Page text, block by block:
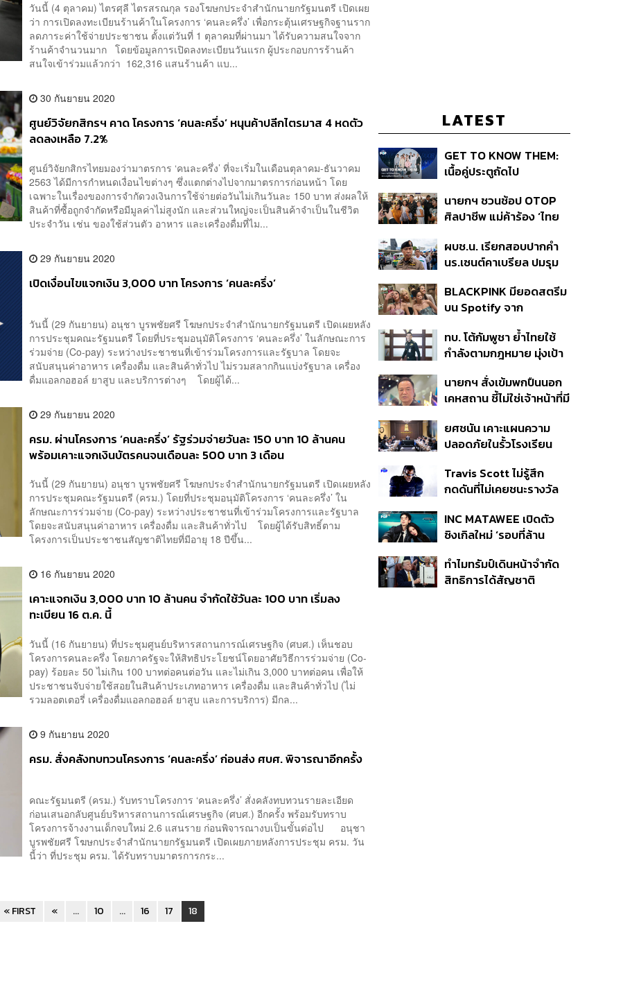
วันนี้ (4 ตุลาคม) ไตรศุลี ไตรสรณกุล รองโฆษกประจำสำนักนายกรัฐมนตรี เปิดเผย
ว่า การเปิดลงทะเบียนร้านค้าในโครงการ ‘คนละครึ่ง’ เพื่อกระตุ้นเศรษฐกิจฐานราก
ลดภาระค่าใช้จ่ายประชาชน ตั้งแต่วันที่ 1 ตุลาคมที่ผ่านมา ได้รับความสนใจจาก
ร้านค้าจำนวนมาก โดยข้อมูลการเปิดลงทะเบียนวันแรก ผู้ประกอบการร้านค้า
สนใจเข้าร่วมแล้วกว่า 162,316 แสนร้านค้า แบ...
30 กันยายน 2020
ศูนย์วิจัยกสิกรฯ คาด โครงการ ‘คนละครึ่ง’ หนุนค้าปลีกไตรมาส 4 หดตัว
ลดลงเหลือ 7.2%
ศูนย์วิจัยกสิกรไทยมองว่ามาตรการ ‘คนละครึ่ง’ ที่จะเริ่มในเดือนตุลาคม-ธันวาคม
2563 ได้มีการกำหนดเงื่อนไขต่างๆ ซึ่งแตกต่างไปจากมาตรการก่อนหน้า โดย
เฉพาะในเรื่องของการจำกัดวงเงินการใช้จ่ายต่อวันไม่เกินวันละ 150 บาท ส่งผลให้
สินค้าที่ซื้อถูกจำกัดหรือมีมูลค่าไม่สูงนัก และส่วนใหญ่จะเป็นสินค้าจำเป็นในชีวิต
ประจำวัน เช่น ของใช้ส่วนตัว อาหาร และเครื่องดื่มที่ไม...
29 กันยายน 2020
เปิดเงื่อนไขแจกเงิน 3,000 บาท โครงการ ‘คนละครึ่ง’
วันนี้ (29 กันยายน) อนุชา บูรพชัยศรี โฆษกประจำสำนักนายกรัฐมนตรี เปิดเผยหลัง
การประชุมคณะรัฐมนตรี โดยที่ประชุมอนุมัติโครงการ ‘คนละครึ่ง’ ในลักษณะการ
ร่วมจ่าย (Co-pay) ระหว่างประชาชนที่เข้าร่วมโครงการและรัฐบาล โดยจะ
สนับสนุนค่าอาหาร เครื่องดื่ม และสินค้าทั่วไป ไม่รวมสลากกินแบ่งรัฐบาล เครื่อง
ดื่มแอลกอฮอล์ ยาสูบ และบริการต่างๆ โดยผู้ได้...
29 กันยายน 2020
ครม. ผ่านโครงการ ‘คนละครึ่ง’ รัฐร่วมจ่ายวันละ 150 บาท 10 ล้านคน
พร้อมเคาะแจกเงินบัตรคนจนเดือนละ 500 บาท 3 เดือน
วันนี้ (29 กันยายน) อนุชา บูรพชัยศรี โฆษกประจำสำนักนายกรัฐมนตรี เปิดเผยหลัง
การประชุมคณะรัฐมนตรี (ครม.) โดยที่ประชุมอนุมัติโครงการ ‘คนละครึ่ง’ ใน
ลักษณะการร่วมจ่าย (Co-pay) ระหว่างประชาชนที่เข้าร่วมโครงการและรัฐบาล
โดยจะสนับสนุนค่าอาหาร เครื่องดื่ม และสินค้าทั่วไป โดยผู้ได้รับสิทธิ์ตาม
โครงการเป็นประชาชนสัญชาติไทยที่มีอายุ 18 ปีขึ้น...
16 กันยายน 2020
เคาะแจกเงิน 3,000 บาท 10 ล้านคน จำกัดใช้วันละ 100 บาท เริ่มลง
ทะเบียน 16 ต.ค. นี้
วันนี้ (16 กันยายน) ที่ประชุมศูนย์บริหารสถานการณ์เศรษฐกิจ (ศบศ.) เห็นชอบ
โครงการคนละครึ่ง โดยภาครัฐจะให้สิทธิประโยชน์โดยอาศัยวิธีการร่วมจ่าย (Co-
pay) ร้อยละ 50 ไม่เกิน 100 บาทต่อคนต่อวัน และไม่เกิน 3,000 บาทต่อคน เพื่อให้
ประชาชนจับจ่ายใช้สอยในสินค้าประเภทอาหาร เครื่องดื่ม และสินค้าทั่วไป (ไม่
รวมลอตเตอรี่ เครื่องดื่มแอลกอฮอล์ ยาสูบ และการบริการ) มีกล...
9 กันยายน 2020
ครม. สั่งคลังทบทวนโครงการ ‘คนละครึ่ง’ ก่อนส่ง ศบศ. พิจารณาอีกครั้ง
คณะรัฐมนตรี (ครม.) รับทราบโครงการ ‘คนละครึ่ง’ สั่งคลังทบทวนรายละเอียด
ก่อนเสนอกลับศูนย์บริหารสถานการณ์เศรษฐกิจ (ศบศ.) อีกครั้ง พร้อมรับทราบ
โครงการจ้างงานเด็กจบใหม่ 2.6 แสนราย ก่อนพิจารณางบเป็นขั้นต่อไป อนุชา
บูรพชัยศรี โฆษกประจำสำนักนายกรัฐมนตรี เปิดเผยภายหลังการประชุม ครม. วัน
นี้ว่า ที่ประชุม ครม. ได้รับทราบมาตรการกระ...
« FIRST « ... 10 ... 16 17 18
LATEST
GET TO KNOW THEM:
เนื้อคู่ประตูถัดไป
นายกฯ ชวนช้อป OTOP
ศิลปาชีพ แม่ค้าร้อง ‘ไทย
ถามมีต่อไหม นายกฯ ตอบ
‘เดี๋ยวจะพยายาม’
ผบช.น. เรียกสอบปากคำ
นร.เซนต์คาเบรียล ปมรุม
ดำเนินคดีแล้ว
BLACKPINK มียอดสตรีม
บน Spotify จาก
ครั้ง ตลอด 10 ปีที่ผ่านมา
ทบ. โต้กัมพูชา ย้ำไทยใช้
กำลังตามกฎหมาย มุ่งเป้า
หายไทยไม่อาจลบด้วย
ข้อมูลบิดเบือน
นายกฯ สั่งเข้มพกปืนนอก
เคหสถาน ชี้ไม่ใช่เจ้าหน้าที่มี
ก่อเหตุ เจ้าของร่วมรับผิด
ยศชนัน เคาะแผนความ
ปลอดภัยในรั้วโรงเรียน
ดูแล-คุมเข้มคัดกรองสิ่ง
ผิดกฎหมาย
Travis Scott ไม่รู้สึก
กดดันที่ไม่เคยชนะรางวัล
แล้ว 10 ครั้ง
INC MATAWEE เปิดตัว
ซิงเกิลใหม่ ‘รอบที่ล้าน
มาแสดงในมิวสิกวิดีโอ
ทำไมทรัมป์เดินหน้าจำกัด
สิทธิการได้สัญชาติ